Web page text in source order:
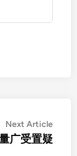
Next ArticleNext
article:
广受置疑